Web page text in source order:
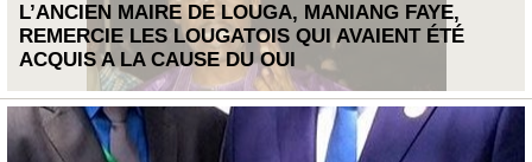
L’ANCIEN MAIRE DE LOUGA, MANIANG FAYE,
REMERCIE LES LOUGATOIS QUI AVAIENT ÉTÉ
ACQUIS A LA CAUSE DU OUI